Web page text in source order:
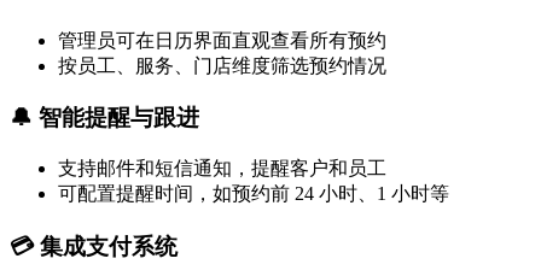
管理员可在日历界面直观查看所有预约
按员工、服务、门店维度筛选预约情况
🔔 智能提醒与跟进
支持邮件和短信通知，提醒客户和员工
可配置提醒时间，如预约前 24 小时、1 小时等
💳 集成支付系统